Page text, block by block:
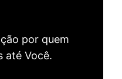
por quem
até Você.